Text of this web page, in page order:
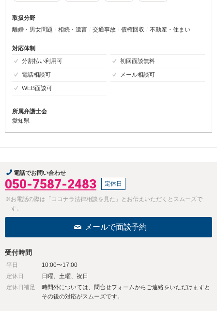
取扱分野
離婚・男女問題
相続・遺言 交通事故 債権回収 不動産・住まい
対応体制
分割払い利用可
初回面談無料
電話相談可
メール相談可
WEB面談可
所属弁護士会
愛知県
電話でお問い合わせ
050-7587-2483 定休日
※お電話の際は「ココナラ法律相談を見た」とお伝えいただくとスムーズで
す。
メールで面談予約
受付時間
平日
10:00〜17:00
定休日
日曜、土曜、祝日
定休日補足
時間外については、問合せフォームからご連絡をいただけますと
その後の対応がスムーズです。